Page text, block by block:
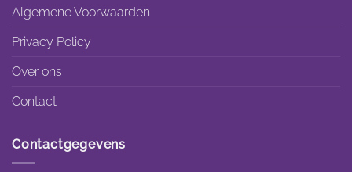
Algemene Voorwaarden
Privacy Policy
Over ons
Contact
Contactgegevens